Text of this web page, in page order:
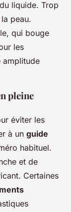
liquide. Trop
peau.
qui bouge
les
amplitude
pleine
éviter les
à un guide
habituel.
et de
Certaines